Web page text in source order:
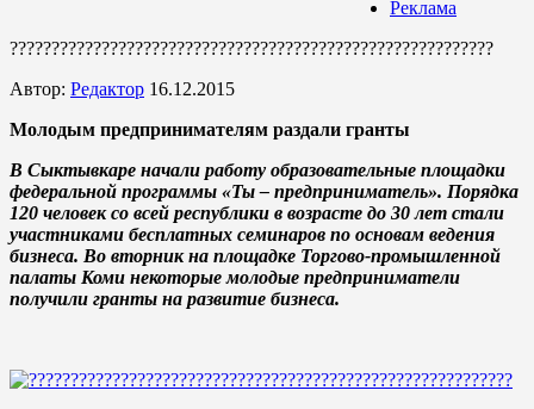
Реклама
??????????????????????????????????????????????????????????
Автор: Редактор 16.12.2015
Молодым предпринимателям раздали гранты
В Сыктывкаре начали работу образовательные площадки
федеральной программы «Ты – предприниматель». Порядка
120 человек со всей республики в возрасте до 30 лет стали
участниками бесплатных семинаров по основам ведения
бизнеса. Во вторник на площадке Торгово-промышленной
палаты Коми некоторые молодые предприниматели
получили гранты на развитие бизнеса.